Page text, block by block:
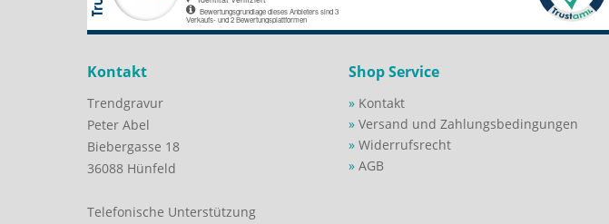
Kontakt
Trendgravur
Peter Abel
Biebergasse 18
36088 Hünfeld
Telefonische Unterstützung
Shop Service
Kontakt
Versand und Zahlungsbedingungen
Widerrufsrecht
AGB